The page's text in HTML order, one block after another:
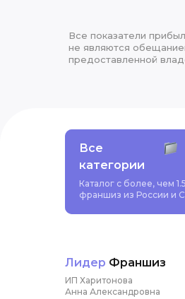
Все показатели
не являются
предоставленной
Все
категории
Каталог с более, чем
франшиз из России и
Лидер Франшиз
ИП Харитонова
Анна Александровна